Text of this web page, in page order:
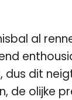
al
dus dit
de olijke